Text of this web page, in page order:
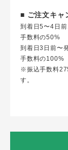
■ ご注文キャ
到着日5〜4日
手数料の50%
到着日3日前〜
手数料の100%
※振込手数料
す。